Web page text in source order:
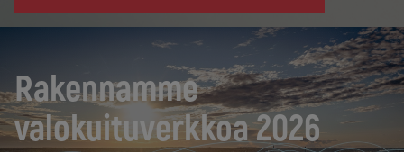
Rakennamme
valokuituverkkoa 2026